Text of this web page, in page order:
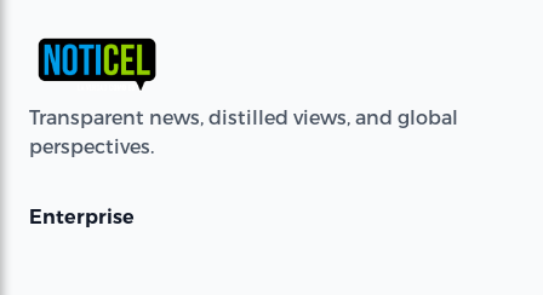
Transparent news, distilled views, and global
perspectives.
Enterprise